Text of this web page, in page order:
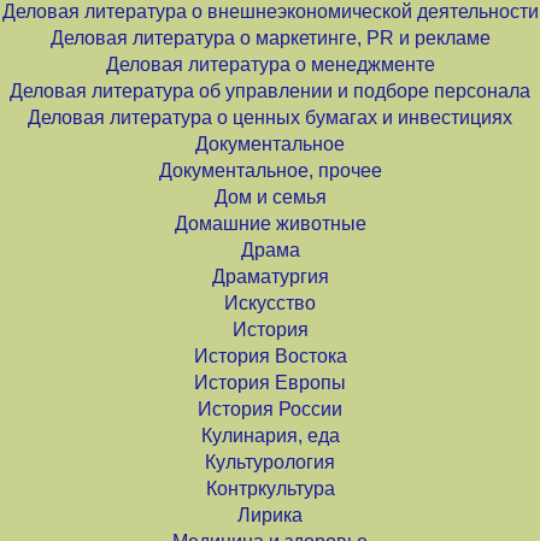
Деловая литература о внешнеэкономической деятельности
Деловая литература о маркетинге, PR и рекламе
Деловая литература о менеджменте
Деловая литература об управлении и подборе персонала
Деловая литература о ценных бумагах и инвестициях
Документальное
Документальное, прочее
Дом и семья
Домашние животные
Драма
Драматургия
Искусство
История
История Востока
История Европы
История России
Кулинария, еда
Культурология
Контркультура
Лирика